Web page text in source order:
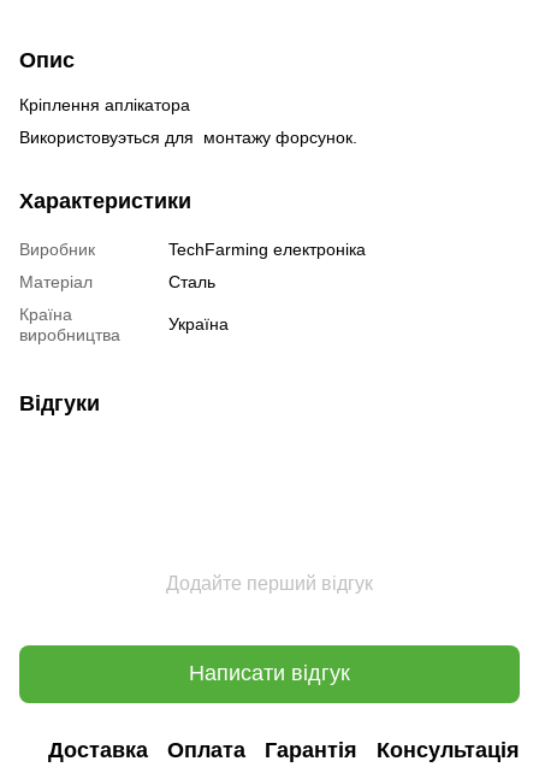
Опис
Кріплення аплікатора
Використовуэться для монтажу форсунок.
Характеристики
Виробник
TechFarming електроніка
Матеріал
Сталь
Країна
виробництва
Україна
Відгуки
Додайте перший відгук
Написати відгук
Доставка Оплата Гарантія Консультація